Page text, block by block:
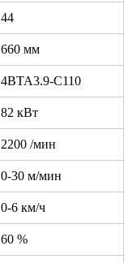
44
660 мм
4BTA3.9-C110
82 кВт
2200 /мин
0-30 м/мин
0-6 км/ч
60 %